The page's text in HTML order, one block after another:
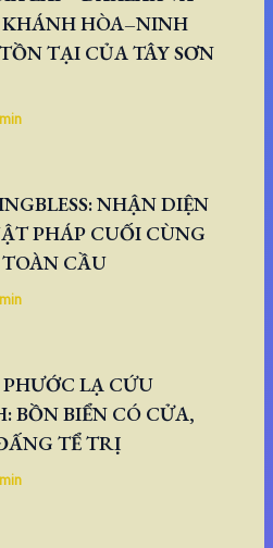
HÒA–NINH
TẠI CỦA TÂY SƠN
NHẬN DIỆN
PHÁP CUỐI CÙNG
CẦU
LẠ CỨU
BỒN BIỂN CÓ CỬA,
TỂ TRỊ